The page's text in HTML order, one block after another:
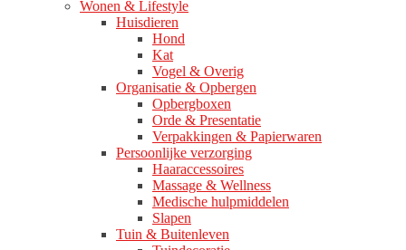
Wonen & Lifestyle
Huisdieren
Hond
Kat
Vogel & Overig
Organisatie & Opbergen
Opbergboxen
Orde & Presentatie
Verpakkingen & Papierwaren
Persoonlijke verzorging
Haaraccessoires
Massage & Wellness
Medische hulpmiddelen
Slapen
Tuin & Buitenleven